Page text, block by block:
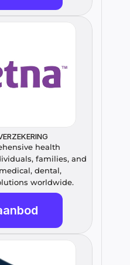
health
families, and
dental,
worldwide.